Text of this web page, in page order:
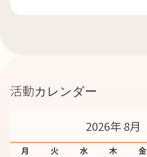
活動カレンダー
2026年 8月
月 火 水 木 金